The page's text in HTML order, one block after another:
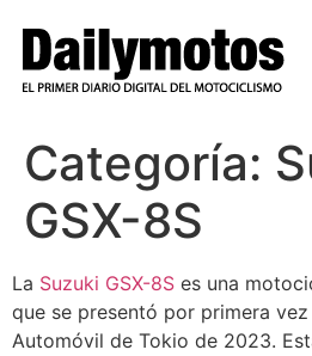
contenido
Categoría:
GSX-8S
La Suzuki GSX-8S es una
que se presentó por primera
Automóvil de Tokio de 2023.